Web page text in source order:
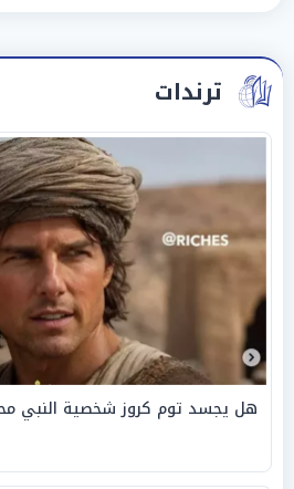
ترندات
هل يجسد توم كروز شخصية النبي